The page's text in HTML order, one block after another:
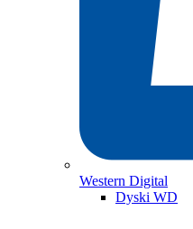
Western Digital
Dyski WD